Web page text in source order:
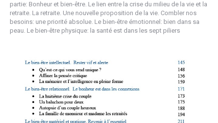
partie: Bonheur et bien-être. Le lien entre la crise du milieu de la vie et la
retraite. La retraite. Une nouvelle proposition de la vie. Combler nos
besoins: une priorité absolue. Le bien-être émotionnel: bien dans sa
peau. Le bien-être physique: la santé est dans les sept piliers